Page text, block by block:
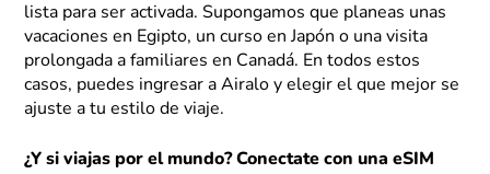
lista para ser activada. Supongamos que planeas unas
vacaciones en Egipto, un curso en Japón o una visita
prolongada a familiares en Canadá. En todos estos
casos, puedes ingresar a Airalo y elegir el que mejor se
ajuste a tu estilo de viaje.
¿Y si viajas por el mundo? Conectate con una eSIM